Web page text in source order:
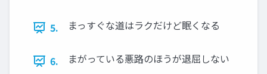
5. まっすぐな道はラクだけど眠くなる
6. まがっている悪路のほうが退屈しない